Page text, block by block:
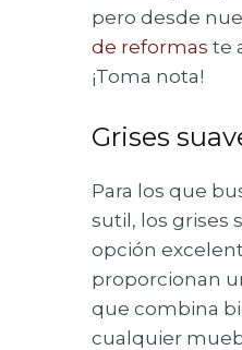
pero desde
de reformas te
¡Toma nota!
Grises
Para los que
sutil, los grises
opción
proporcionan
que combina
cualquier